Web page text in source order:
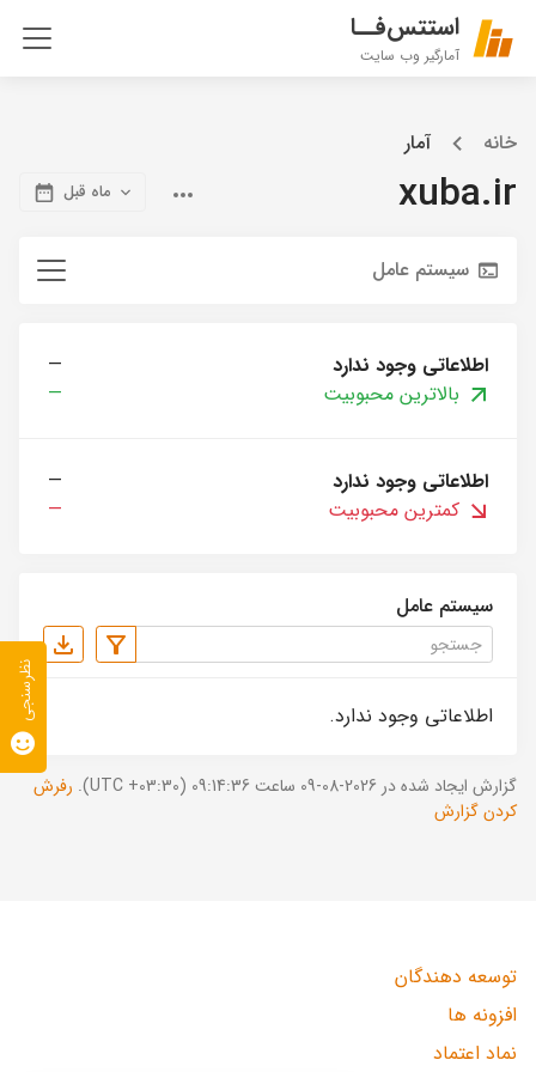
استتس‌فــا
آمارگیر وب سایت
خانه آمار
xuba.ir ماه قبل
سیستم عامل
اطلاعاتی وجود ندارد
—
بالاترین محبوبیت
—
اطلاعاتی وجود ندارد
—
کمترین محبوبیت
—
سیستم عامل
اطلاعاتی وجود ندارد.
گزارش ایجاد شده در 2026-08-09 ساعت 09:14:36 (UTC +03:30).
رفرش
کردن گزارش
توسعه دهندگان
افزونه ها
نماد اعتماد
نظرسنجی